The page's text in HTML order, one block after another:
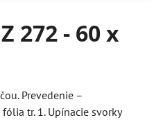
272 - 60 x
Prevedenie –
tr. 1. Upínacie svorky